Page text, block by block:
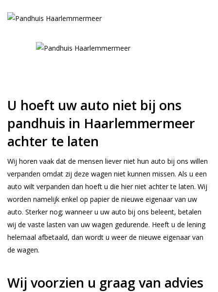
U hoeft uw auto niet bij ons
pandhuis in Haarlemmermeer
achter te laten
Wij horen vaak dat de mensen liever niet hun auto bij ons willen
verpanden omdat zij deze wagen niet kunnen missen. Als u een
auto wilt verpanden dan hoeft u die hier niet achter te laten. Wij
worden namelijk enkel op papier de nieuwe eigenaar van uw
auto. Sterker nog; wanneer u uw auto bij ons beleent, betalen
wij de vaste lasten van uw wagen gedurende. Heeft u de lening
helemaal afbetaald, dan wordt u weer de nieuwe eigenaar van
de wagen.
Wij voorzien u graag van advies